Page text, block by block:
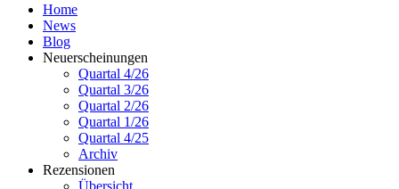
Home
News
Blog
Neuerscheinungen
Quartal 4/26
Quartal 3/26
Quartal 2/26
Quartal 1/26
Quartal 4/25
Archiv
Rezensionen
Übersicht